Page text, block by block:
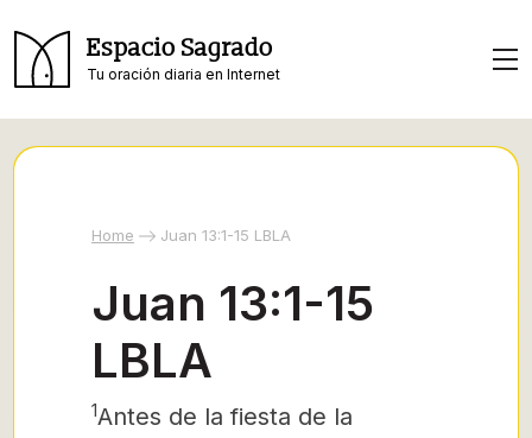
Espacio Sagrado
Tu oración diaria en Internet
Home Juan 13:1-15 LBLA
Juan 13:1-15
LBLA
1Antes de la fiesta de la